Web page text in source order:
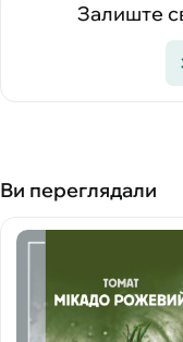
Залиште
Ви переглядали